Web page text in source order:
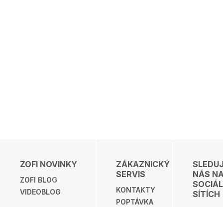
ZOFI NOVINKY
ZOFI BLOG
VIDEOBLOG
ZÁKAZNICKÝ
SERVIS
KONTAKTY
POPTÁVKA
NÁS
SÍTÍCH